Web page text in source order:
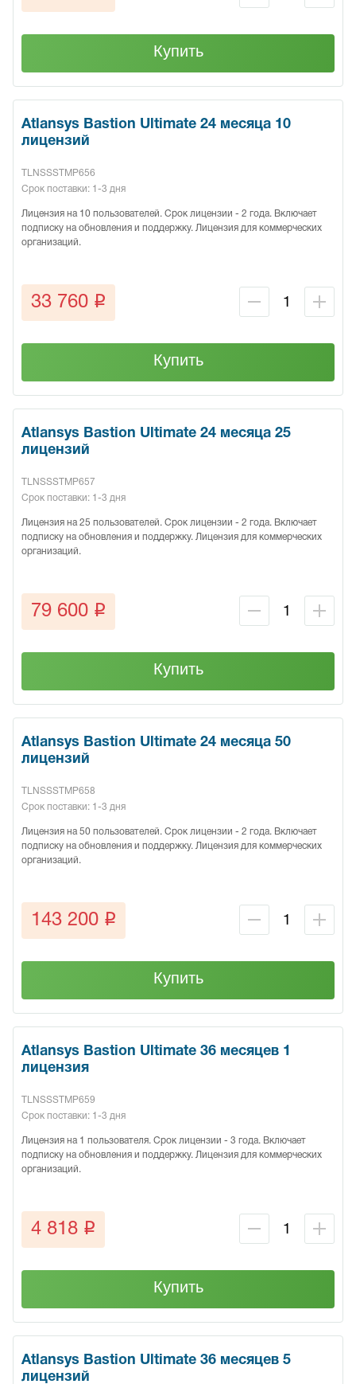
Купить
Atlansys Bastion Ultimate 24 месяца 10
лицензий
TLNSSSTMP656
Срок поставки: 1-3 дня
Лицензия на 10 пользователей. Срок лицензии - 2 года. Включает
подписку на обновления и поддержку. Лицензия для коммерческих
организаций.
33 760 q
Купить
Atlansys Bastion Ultimate 24 месяца 25
лицензий
TLNSSSTMP657
Срок поставки: 1-3 дня
Лицензия на 25 пользователей. Срок лицензии - 2 года. Включает
подписку на обновления и поддержку. Лицензия для коммерческих
организаций.
79 600 q
Купить
Atlansys Bastion Ultimate 24 месяца 50
лицензий
TLNSSSTMP658
Срок поставки: 1-3 дня
Лицензия на 50 пользователей. Срок лицензии - 2 года. Включает
подписку на обновления и поддержку. Лицензия для коммерческих
организаций.
143 200 q
Купить
Atlansys Bastion Ultimate 36 месяцев 1
лицензия
TLNSSSTMP659
Срок поставки: 1-3 дня
Лицензия на 1 пользователя. Срок лицензии - 3 года. Включает
подписку на обновления и поддержку. Лицензия для коммерческих
организаций.
4 818 q
Купить
Atlansys Bastion Ultimate 36 месяцев 5
лицензий